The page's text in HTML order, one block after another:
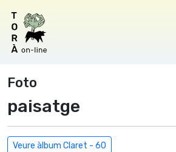
Foto
paisatge
Veure àlbum Claret - 60